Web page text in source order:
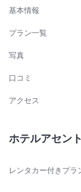
基本情報
プラン一覧
写真
口コミ
アクセス
ホテルアセン
レンタカー付きプラ